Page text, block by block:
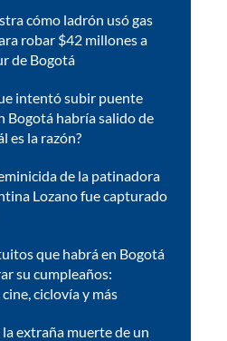
cómo ladrón usó gas
robar $42 millones a
de Bogotá
intentó subir puente
Bogotá habría salido de
es la razón?
de la patinadora
Lozano fue capturado
que habrá en Bogotá
su cumpleaños:
ciclovía y más
extraña muerte de un